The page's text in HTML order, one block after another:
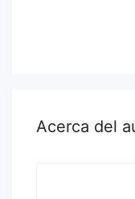
Acerca del